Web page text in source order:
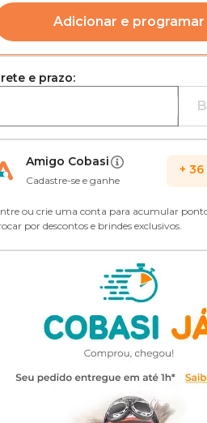
Adicionar e programar
e prazo:
Amigo Cobasi
Cadastre-se e ganhe
+ 36
ou crie uma conta para acumular
por descontos e brindes exclusivos.